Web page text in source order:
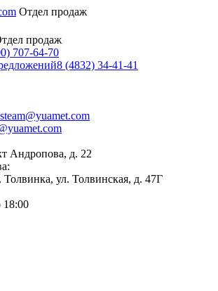
Отдел продаж
продаж
707-64-70
8 (4832) 34-41-41
Андропова, д. 22
ул. Толвинская, д. 47Г
18:00